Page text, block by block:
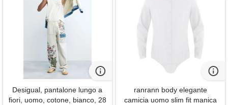
Desigual, pantalone lungo a
fiori, uomo, cotone, bianco, 28
ranrann body elegante
camicia uomo slim fit manica